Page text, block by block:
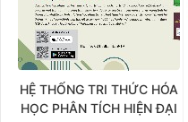
HỆ THỐNG TRI THỨC HÓA
HỌC PHÂN TÍCH HIỆN ĐẠI